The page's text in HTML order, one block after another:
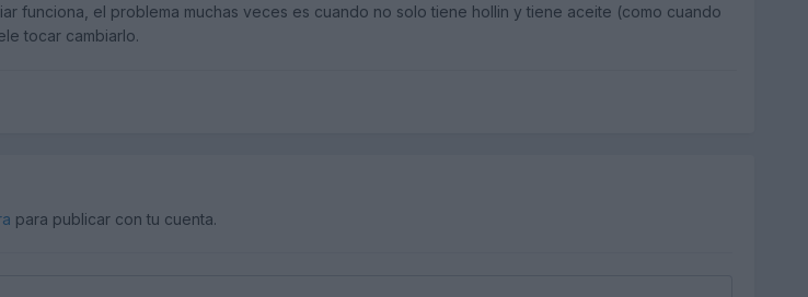
funciona, el problema muchas veces es cuando no solo tiene hollin y tiene aceite (como cuando
tocar cambiarlo.
para publicar con tu cuenta.